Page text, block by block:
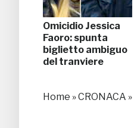
Omicidio Jessica
Faoro: spunta
biglietto ambiguo
del tranviere
Home »CRONACA »